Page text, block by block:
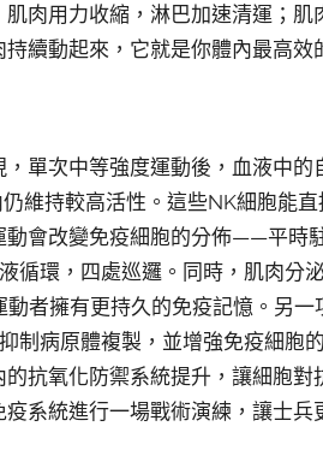
肉用力收縮，淋巴加速清運；肌
續動起來，它就是你體內最高效
單次中等強度運動後，血液中的
維持較高活性。這些NK細胞能
會改變免疫細胞的分佈——平時
循環，四處巡邏。同時，肌肉分
者擁有更持久的免疫記憶。另
病原體複製，並增強免疫細胞
抗氧化防禦系統提升，讓細胞對
系統進行一場戰術演練，讓士兵